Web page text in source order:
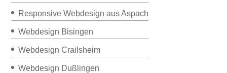
Responsive Webdesign aus Aspach
Webdesign Bisingen
Webdesign Crailsheim
Webdesign Dußlingen